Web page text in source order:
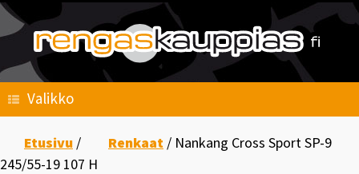
Skip
content
Valikko
Etusivu / Renkaat / Nankang Cross Sport SP-9
245/55-19 107 H